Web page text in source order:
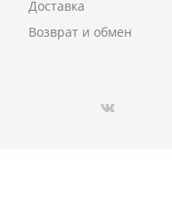
Доставка
Возврат и обмен